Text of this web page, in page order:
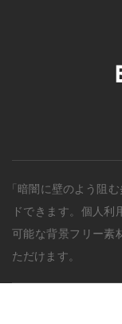
「暗闇に壁のよう阻む
ドできます。個人
可能な背景フリー素
ただけます。